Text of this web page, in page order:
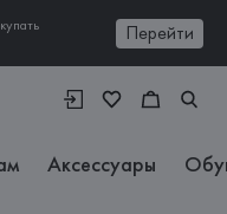
Перейти
Аксессуары